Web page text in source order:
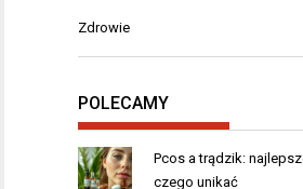
Zdrowie
POLECAMY
Pcos a trądzik:
czego unikać